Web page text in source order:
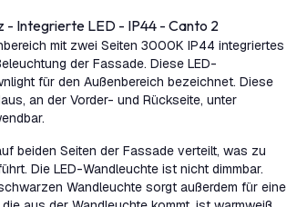
- Integrierte LED - IP44 - Canto 2
mit zwei Seiten 3000K IP44 integriertes
der Fassade. Diese LED-
für den Außenbereich bezeichnet. Diese
an der Vorder- und Rückseite, unter
beiden Seiten der Fassade verteilt, was zu
Die LED-Wandleuchte ist nicht dimmbar.
Wandleuchte sorgt außerdem für eine